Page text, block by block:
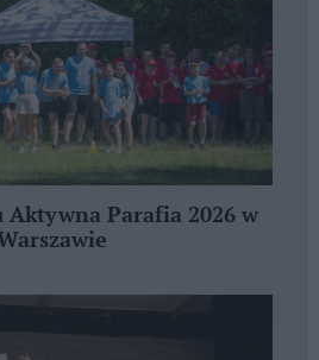
Aktywna Parafia 2026 w